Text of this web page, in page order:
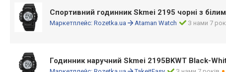
Спортивний годинник Skmei 2195 чорні з
Маркетплейс: Rozetka.ua Ataman Watch З нами 7
Годинник наручний Skmei 2195BKWT Black-